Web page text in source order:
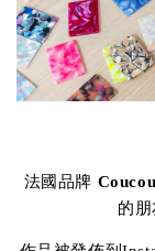
法國品牌
的